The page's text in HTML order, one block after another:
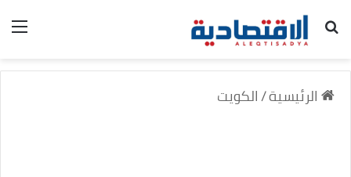
بحث عن
الرئيسية/الكويت